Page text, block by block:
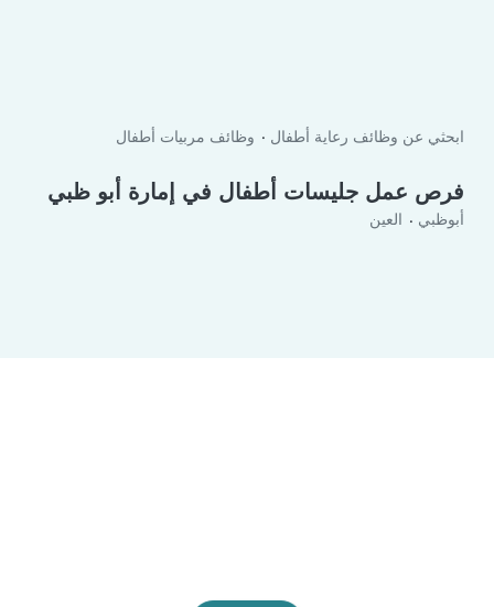
ابحثي عن وظائف رعاية أطفال وظائف مربيات أطفال
فرص عمل جليسات أطفال في إمارة أبو ظبي
أبوظبي العين